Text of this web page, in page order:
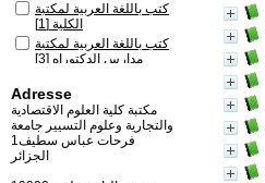
كتب باللغة العربية لمكتبة
الكلية [1]
كتب باللغة العربية لمكتبة
مدارس الدكتوراه [3]
لمكتبة الكلية[3]
كتب باللغة الفرنسية
لمكتبة مدارس الدكتوراه
[1]
Adresse
مكتبة كلية العلوم الاقتصادية
والتجارية وعلوم التسيير جامعة
فرحات عباس سطيف1
الجزائر